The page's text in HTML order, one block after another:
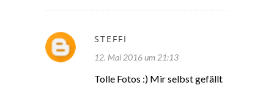
STEFFI
12. Mai 2016 um 21:13
Tolle Fotos :) Mir selbst gefällt